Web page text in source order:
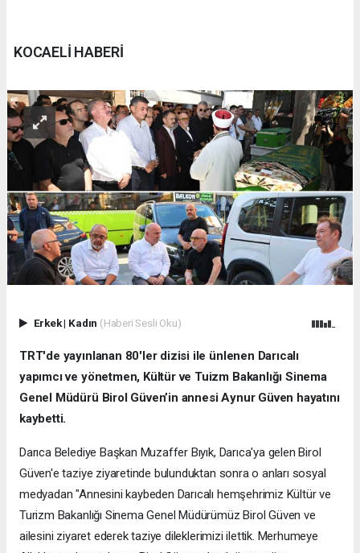
KOCAELİ HABERİ
Erkek| Kadın (Haberi Sesli Oku)
TRT'de yayınlanan 80'ler dizisi ile ünlenen Darıcalı
yapımcı ve yönetmen, Kültür ve Tuizm Bakanlığı Sinema
Genel Müdürü Birol Güven’in annesi Aynur Güven hayatını
kaybetti.
Darıca Belediye Başkan Muzaffer Bıyık, Darıca'ya gelen Birol
Güven'e taziye ziyaretinde bulunduktan sonra o anları sosyal
medyadan "Annesini kaybeden Darıcalı hemşehrimiz Kültür ve
Turizm Bakanlığı Sinema Genel Müdürümüz Birol Güven ve
ailesini ziyaret ederek taziye dileklerimizi ilettik. Merhumeye